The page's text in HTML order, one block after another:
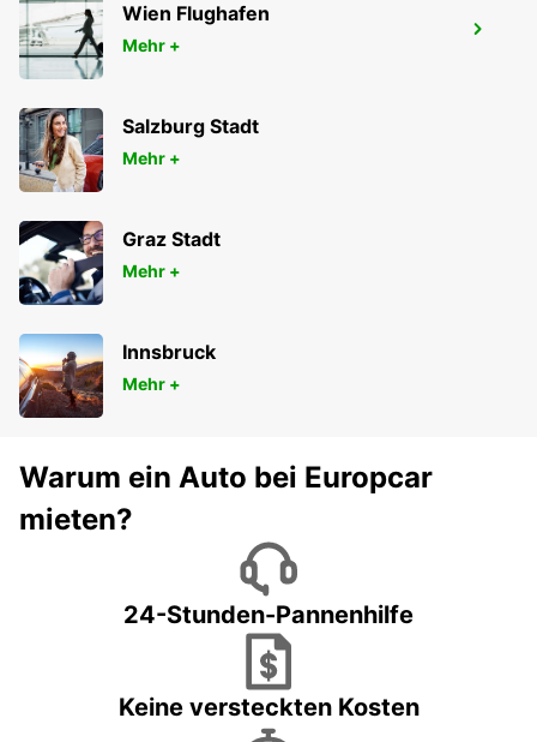
AUCH
AUCH - FRANCE
Wien Flughafen
Mehr +
Salzburg Stadt
Mehr +
Graz Stadt
Mehr +
Innsbruck
Mehr +
Warum ein Auto bei Europcar
mieten?
24-Stunden-Pannenhilfe
Keine versteckten Kosten